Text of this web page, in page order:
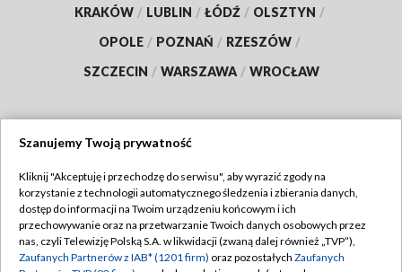
KRAKÓW / LUBLIN / ŁÓDŹ / OLSZTYN /
OPOLE / POZNAŃ / RZESZÓW /
SZCZECIN / WARSZAWA / WROCŁAW
TVP
Abonament TVP
Emisja w TVP
Regulamin TVP
Polityka prywatności
Szanujemy Twoją prywatność
Kliknij "Akceptuję i przechodzę do serwisu", aby wyrazić zgody na
korzystanie z technologii automatycznego śledzenia i zbierania danych,
dostęp do informacji na Twoim urządzeniu końcowym i ich
przechowywanie oraz na przetwarzanie Twoich danych osobowych przez
nas, czyli Telewizję Polską S.A. w likwidacji (zwaną dalej również „TVP”),
Zaufanych Partnerów z IAB* (1201 firm) oraz pozostałych Zaufanych